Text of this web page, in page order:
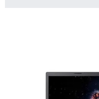
LAPTOP SZERVIZ